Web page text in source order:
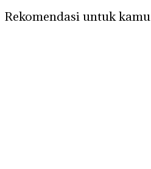
Rekomendasi untuk kamu